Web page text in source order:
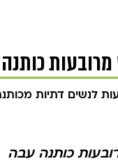
כותנה
לנשים דתיות
כותנה עבה